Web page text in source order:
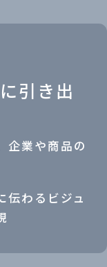
引き出
企業や商品の
伝わるビジュ